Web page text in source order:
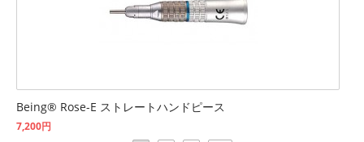
Being® Rose-E ストレートハンドピース
7,200円